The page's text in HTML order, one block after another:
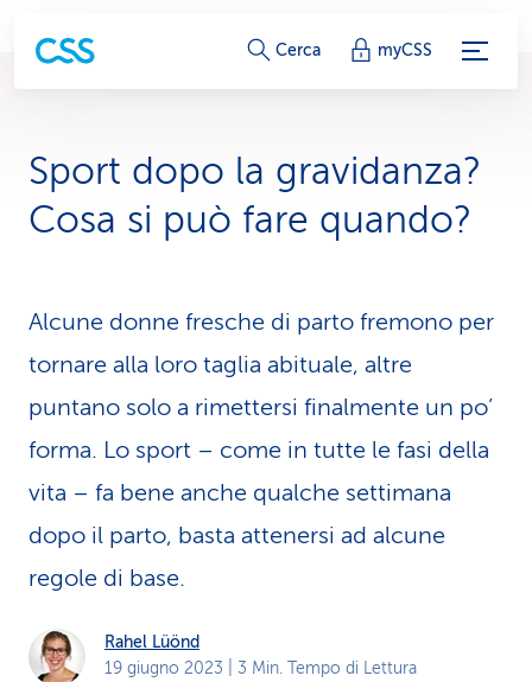
c
l
e
a
m
t
i
Cerca myCSS
Sport dopo la gravidanza?
Cosa si può fare quando?
Alcune donne fresche di parto fremono per
tornare alla loro taglia abituale, altre
puntano solo a rimettersi finalmente un po’
forma. Lo sport – come in tutte le fasi della
vita – fa bene anche qualche settimana
dopo il parto, basta attenersi ad alcune
regole di base.
Rahel Lüönd
19 giugno 2023 | 3 Min. Tempo di Lettura